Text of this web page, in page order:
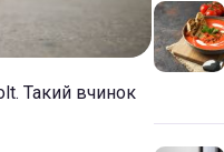
Такий вчинок